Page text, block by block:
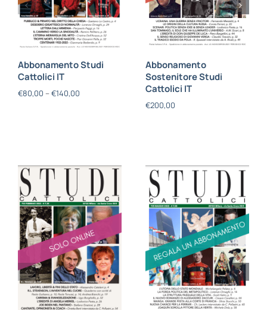
Abbonamento Studi
Cattolici IT
€80,00 – €140,00
Abbonamento
Sostenitore Studi
Cattolici IT
€200,00